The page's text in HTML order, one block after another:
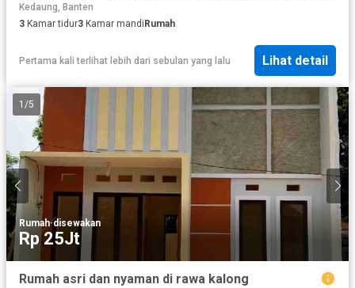
Kedaung, Banten
3 Kamar tidur3 Kamar mandiRumah
Pertama kali terlihat lebih dari sebulan yang lalu Lihat detail
1 /5
Rumah·disewakan
Rp 25Jt
Rumah asri dan nyaman di rawa kalong